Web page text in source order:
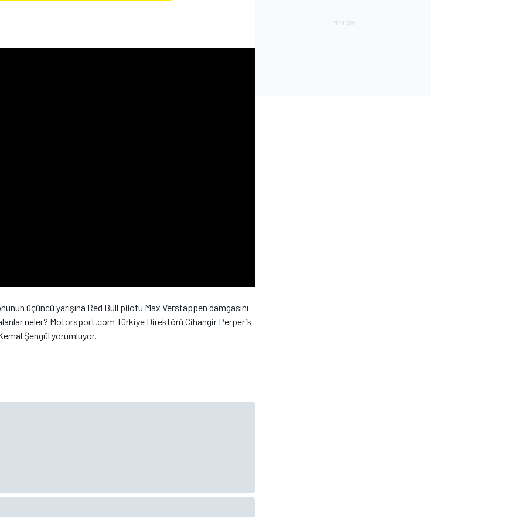
üçüncü yarışına Red Bull pilotu Max Verstappen damgasını
neler? Motorsport.com Türkiye Direktörü Cihangir Perperik
Şengül yorumluyor.